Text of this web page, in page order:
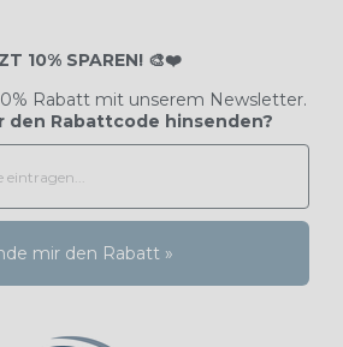
10% SPAREN! 🎨❤️
Rabatt mit unserem Newsletter.
den Rabattcode hinsenden?
mir den Rabatt »